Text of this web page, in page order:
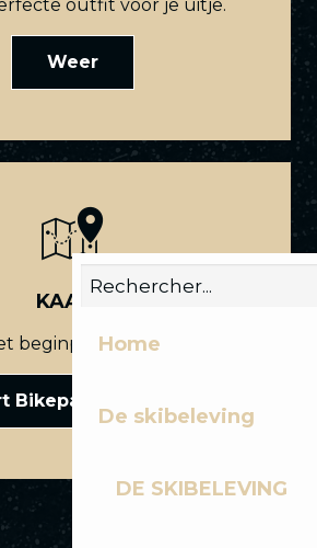
Home
De skibeleving
DE SKIBELEVING
outfit voor je uitje.
Weer
KAART
beginpunt van je route.
Bikepark Les Gets